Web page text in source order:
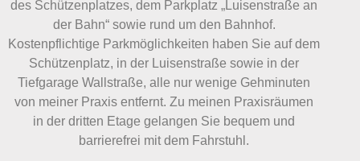
des Schützenplatzes, dem Parkplatz „Luisenstraße an
der Bahn“ sowie rund um den Bahnhof.
Kostenpflichtige Parkmöglichkeiten haben Sie auf dem
Schützenplatz, in der Luisenstraße sowie in der
Tiefgarage Wallstraße, alle nur wenige Gehminuten
von meiner Praxis entfernt. Zu meinen Praxisräumen
in der dritten Etage gelangen Sie bequem und
barrierefrei mit dem Fahrstuhl.